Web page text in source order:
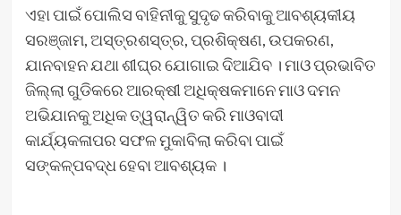
ଏହା ପାଇଁ ପୋଲିସ ବାହିନୀକୁ ସୁଦୃଢ କରିବାକୁ ଆବଶ୍ୟକୀୟ
ସରଞ୍ଜାମ, ଅସ୍ତ୍ରଶସ୍ତ୍ର, ପ୍ରଶିକ୍ଷଣ, ଉପକରଣ,
ଯାନବାହନ ଯଥା ଶୀଘ୍ର ଯୋଗାଇ ଦିଆଯିବ । ମାଓ ପ୍ରଭାବିତ
ଜିଲ୍ଲା ଗୁଡିକରେ ଆରକ୍ଷୀ ଅଧିକ୍ଷକମାନେ ମାଓ ଦମନ
ଅଭିଯାନକୁ ଅଧିକ ତ୍ୱରାନ୍ୱିତ କରି ମାଓବାଦୀ
କାର୍ଯ୍ୟକଳାପର ସଫଳ ମୁକାବିଲା କରିବା ପାଇଁ
ସଙ୍କଳ୍ପବଦ୍ଧ ହେବା ଆବଶ୍ୟକ ।